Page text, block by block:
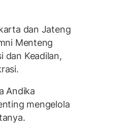
dan Jateng
Menteng
dan Keadilan,
Andika
mengelola